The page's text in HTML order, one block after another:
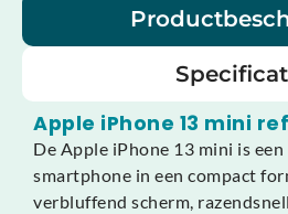
Apple iPhone 13 mini
De Apple iPhone 13 mini is
smartphone in een compact
verbluffend scherm,